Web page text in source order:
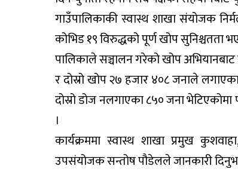
गाउँपालिकाकी स्वास्थ शाखा संयोजक
कोभिड १९ विरुद्धको पूर्ण खोप सुनिश्चतता
पालिकाले सञ्चालन गरेको खोप
र दोस्रो खोप २७ हजार ४०८ जनाले
दोस्रो डोज नलगाएका ८५० जना
।
कार्यक्रममा स्वास्थ शाखा प्रमुख
उपसंयोजक सन्तोष पौडेलले जानकारी